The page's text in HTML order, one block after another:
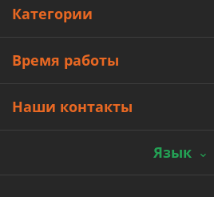
Категории
Время работы
Наши контакты
Язык